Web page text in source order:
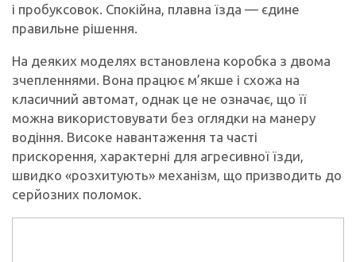
і пробуксовок. Спокійна, плавна їзда — єдине
правильне рішення.
На деяких моделях встановлена коробка з двома
зчепленнями. Вона працює м’якше і схожа на
класичний автомат, однак це не означає, що її
можна використовувати без оглядки на манеру
водіння. Високе навантаження та часті
прискорення, характерні для агресивної їзди,
швидко «розхитують» механізм, що призводить до
серйозних поломок.